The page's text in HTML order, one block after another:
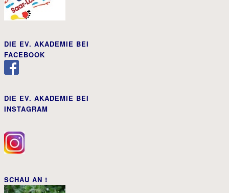
DIE EV. AKADEMIE BEI
FACEBOOK
DIE EV. AKADEMIE BEI
INSTAGRAM
SCHAU AN !